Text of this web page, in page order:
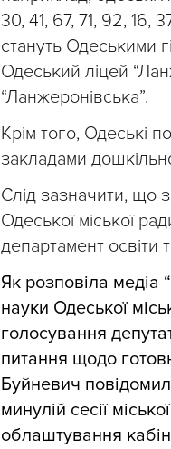
30, 41, 67, 71, 92, 16,
стануть Одеськими
Одеський ліцей
“Ланжеронівська”.
Крім того, Одеські
закладами
Слід зазначити, що
Одеської міської
департамент освіти
Як розповіла медіа
науки Одеської
голосування
питання щодо
Буйневич
минулій сесії
облаштування